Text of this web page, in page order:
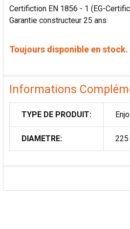
Certifiction EN 1856 - 1 (EG-
Garantie constructeur 25 ans
Toujours disponible en stock.
Informations
TYPE DE PRODUIT:
DIAMETRE: 225